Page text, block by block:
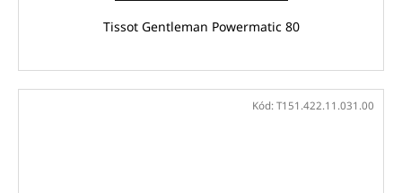
Tissot Gentleman Powermatic 80
Kód: T151.422.11.031.00